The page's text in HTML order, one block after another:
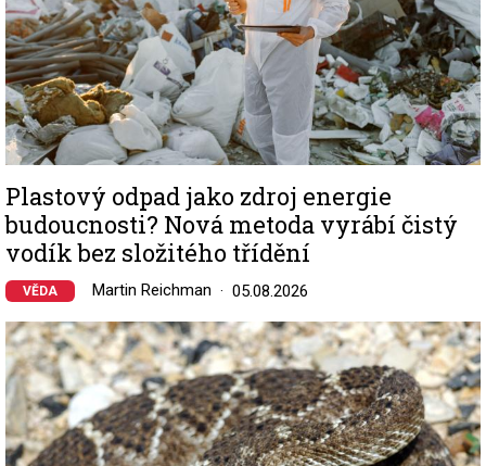
Plastový odpad jako zdroj energie
budoucnosti? Nová metoda vyrábí čistý
vodík bez složitého třídění
VĚDA Martin Reichman 05.08.2026
Image